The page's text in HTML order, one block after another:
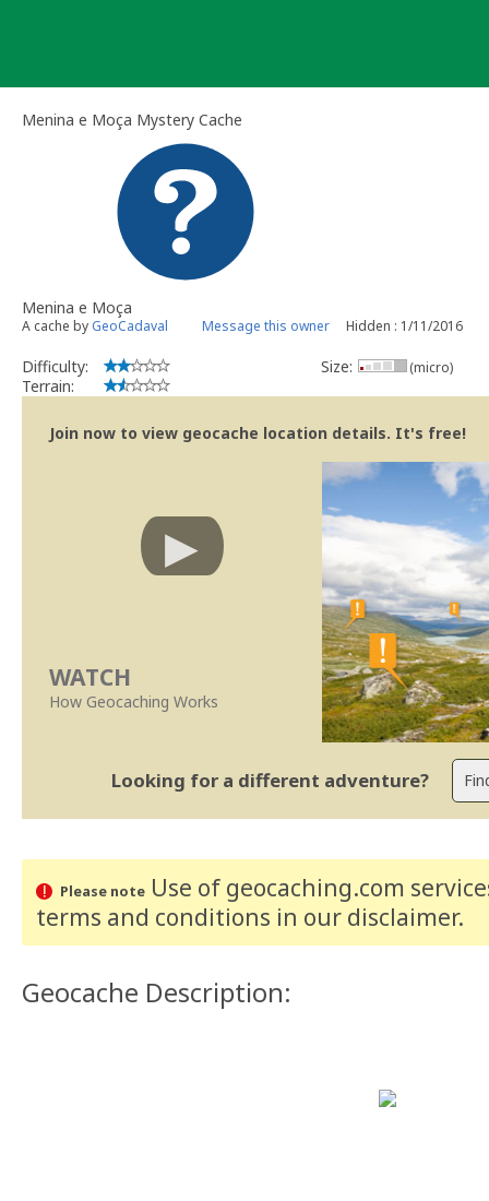
Menina e Moça Mystery Cache
Menina e Moça
A cache by GeoCadaval Message this owner Hidden : 1/11/2016
Difficulty:
Terrain:
Size: (micro)
Join now to view geocache location details. It's free!
WATCH
How Geocaching Works
Looking for a different adventure?
Please noteUse of geocaching.com
terms and conditions in our disclaimer.
Geocache Description: